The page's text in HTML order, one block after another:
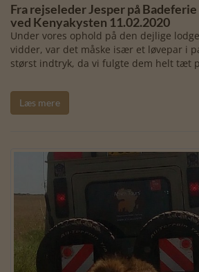
Fra rejseleder Jesper på
ved Kenyakysten 11.02.2020
Under vores ophold på den dejlige
vidder, var det måske især et løvepar i
størst indtryk, da vi fulgte dem helt tæt
Læs mere